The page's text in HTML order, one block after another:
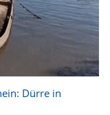
Dürre in